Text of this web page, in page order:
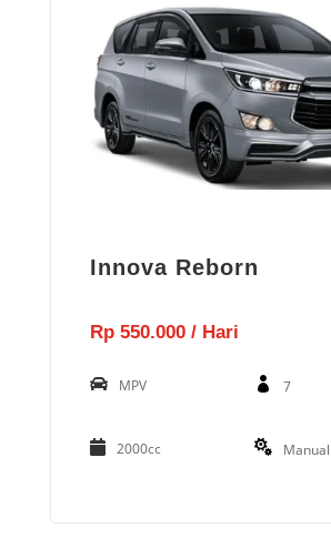
Innova Reborn
Rp 550.000 / Hari
MPV 7
2000cc Manual